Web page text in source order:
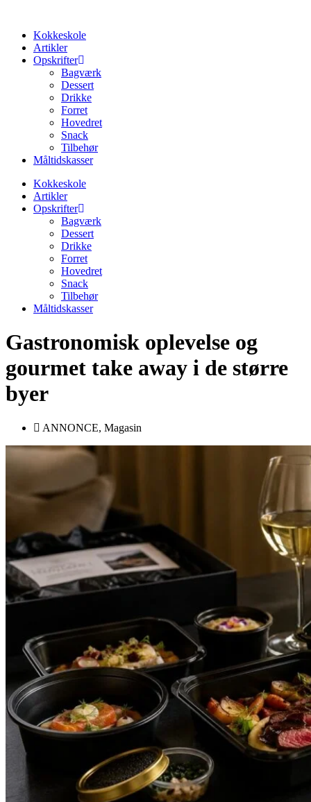
indholdKokkeskole
Artikler
Opskrifter
Bagværk
Dessert
Drikke
Forret
Hovedret
Snack
Tilbehør
Måltidskasser
Kokkeskole
Artikler
Opskrifter
Bagværk
Dessert
Drikke
Forret
Hovedret
Snack
Tilbehør
Måltidskasser
Gastronomisk oplevelse og
gourmet take away i de større
byer
ANNONCE, Magasin